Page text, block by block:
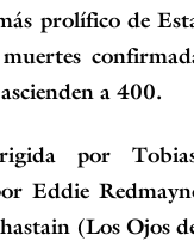
prolífico de
a 400.
por
Eddie
(Los Ojos